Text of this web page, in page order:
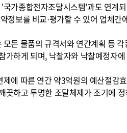
가종합전자조달시스템'과도 연계
정보를 비교·평가할 수 있어 업체
든 물품의 규격서와 연간계획 등
가하게 되며, 낙찰자와 낙찰예정자
에 따른 연간 약3억원의 예산절감
끗하고 투명한 조달체제가 조기에